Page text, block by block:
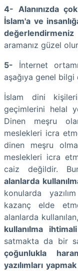
4- Alanınızda
İslam'a ve
aramanız güzel
5- İnternet
aşağıya genel bilgi
İslam dini
geçimlerini helal
Dinen meşru
meslekleri icra
dinen meşru
meslekleri icra
caiz değildir.
alanlarda
konularda
kazanç elde
alanlarda
kullanılma ihtimali
satmakta da bir
çoğunlukla
yazılımları